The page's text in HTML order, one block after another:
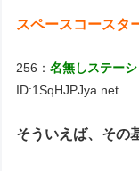
スペースコースタ
256：名無しステー
ID:1SqHJPJya.net
そういえば、そ